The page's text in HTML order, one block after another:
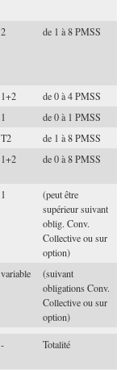
2 de 1 à 8 PMSS
1+2
de 0 à 4 PMSS
1
de 0 à 1 PMSS
T2
de 1 à 8 PMSS
1+2 de 0 à 8 PMSS
1
(peut être
supérieur suivant
oblig. Conv.
Collective ou sur
option)
variable
(suivant
obligations Conv.
Collective ou sur
option)
- Totalité